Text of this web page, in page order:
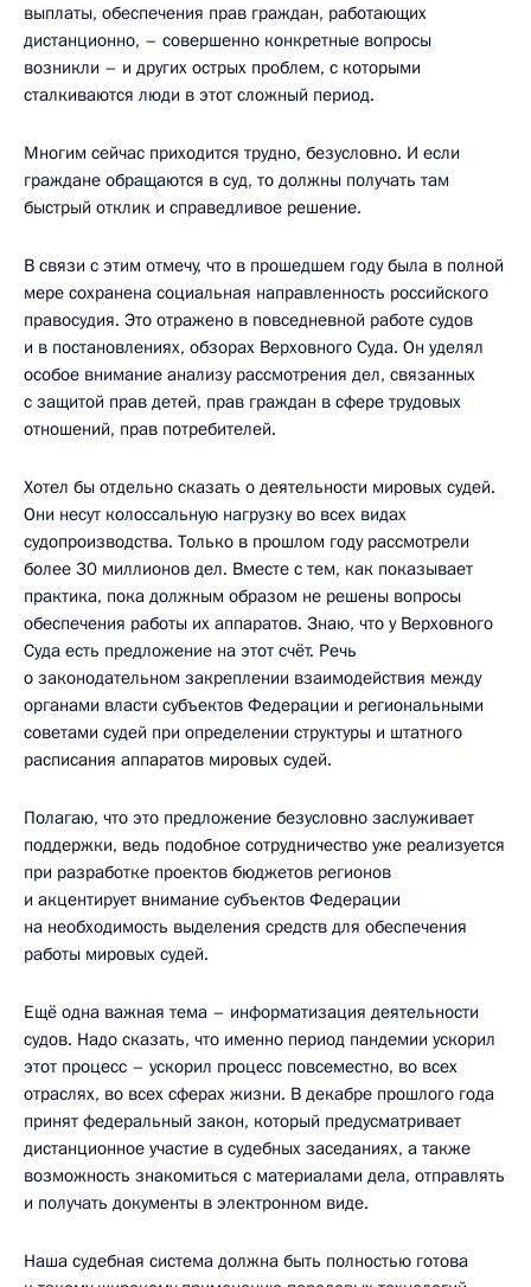
выплаты, обеспечения прав граждан, работающих
дистанционно, – совершенно конкретные вопросы
возникли – и других острых проблем, с которыми
сталкиваются люди в этот сложный период.
Многим сейчас приходится трудно, безусловно. И если
граждане обращаются в суд, то должны получать там
быстрый отклик и справедливое решение.
В связи с этим отмечу, что в прошедшем году была в полной
мере сохранена социальная направленность российского
правосудия. Это отражено в повседневной работе судов
и в постановлениях, обзорах Верховного Суда. Он уделял
особое внимание анализу рассмотрения дел, связанных
с защитой прав детей, прав граждан в сфере трудовых
отношений, прав потребителей.
Хотел бы отдельно сказать о деятельности мировых судей.
Они несут колоссальную нагрузку во всех видах
судопроизводства. Только в прошлом году рассмотрели
более 30 миллионов дел. Вместе с тем, как показывает
практика, пока должным образом не решены вопросы
обеспечения работы их аппаратов. Знаю, что у Верховного
Суда есть предложение на этот счёт. Речь
о законодательном закреплении взаимодействия между
органами власти субъектов Федерации и региональными
советами судей при определении структуры и штатного
расписания аппаратов мировых судей.
Полагаю, что это предложение безусловно заслуживает
поддержки, ведь подобное сотрудничество уже реализуется
при разработке проектов бюджетов регионов
и акцентирует внимание субъектов Федерации
на необходимость выделения средств для обеспечения
работы мировых судей.
Ещё одна важная тема – информатизация деятельности
судов. Надо сказать, что именно период пандемии ускорил
этот процесс – ускорил процесс повсеместно, во всех
отраслях, во всех сферах жизни. В декабре прошлого года
принят федеральный закон, который предусматривает
дистанционное участие в судебных заседаниях, а также
возможность знакомиться с материалами дела, отправлять
и получать документы в электронном виде.
Наша судебная система должна быть полностью готова